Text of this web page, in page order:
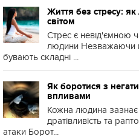
Життя без стресу: як
світом
Стрес є невід'ємною
людини Незважаючи
бувають складні ...
Як боротися з
впливами
Кожна людина зазнає
дратівливість та
атаки Борот...